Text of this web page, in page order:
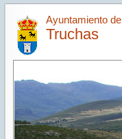
Ayuntamiento de
Truchas